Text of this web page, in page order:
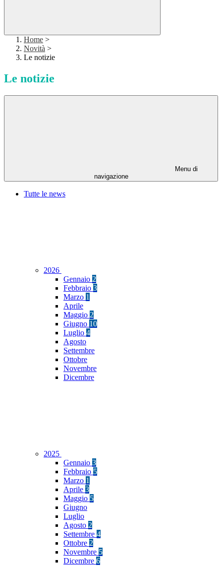
Home >
Novità >
Le notizie
Le notizie
Menu di
navigazione
Tutte le news
2026
Gennaio 2
Febbraio 3
Marzo 1
Aprile
Maggio 2
Giugno 10
Luglio 4
Agosto
Settembre
Ottobre
Novembre
Dicembre
2025
Gennaio 3
Febbraio 5
Marzo 1
Aprile 3
Maggio 5
Giugno
Luglio
Agosto 2
Settembre 4
Ottobre 2
Novembre 5
Dicembre 6